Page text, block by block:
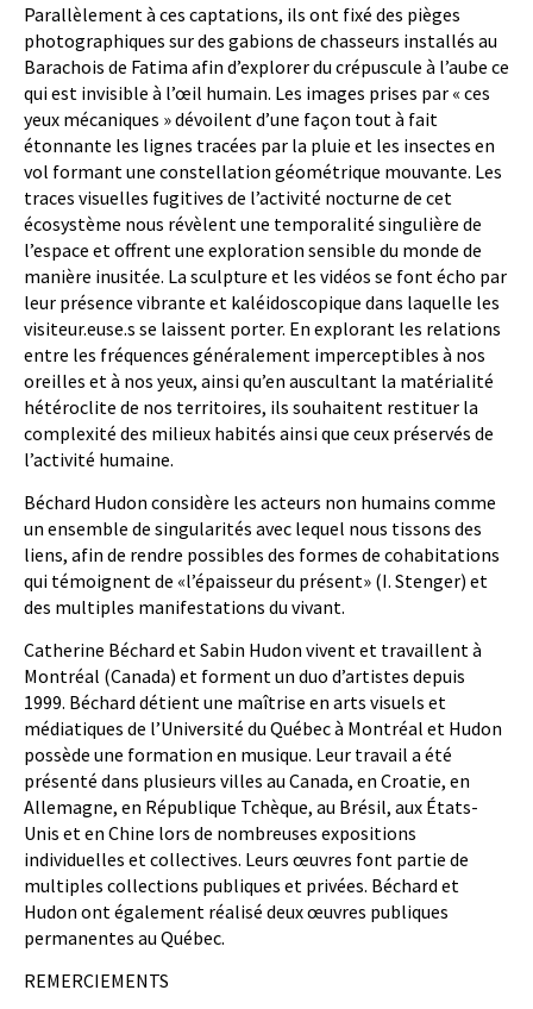
Parallèlement à ces captations, ils ont fixé des pièges
photographiques sur des gabions de chasseurs installés au
Barachois de Fatima afin d’explorer du crépuscule à l’aube ce
qui est invisible à l’œil humain. Les images prises par « ces
yeux mécaniques » dévoilent d’une façon tout à fait
étonnante les lignes tracées par la pluie et les insectes en
vol formant une constellation géométrique mouvante. Les
traces visuelles fugitives de l’activité nocturne de cet
écosystème nous révèlent une temporalité singulière de
l’espace et offrent une exploration sensible du monde de
manière inusitée. La sculpture et les vidéos se font écho par
leur présence vibrante et kaléidoscopique dans laquelle les
visiteur.euse.s se laissent porter. En explorant les relations
entre les fréquences généralement imperceptibles à nos
oreilles et à nos yeux, ainsi qu’en auscultant la matérialité
hétéroclite de nos territoires, ils souhaitent restituer la
complexité des milieux habités ainsi que ceux préservés de
l’activité humaine.
Béchard Hudon considère les acteurs non humains comme
un ensemble de singularités avec lequel nous tissons des
liens, afin de rendre possibles des formes de cohabitations
qui témoignent de «l’épaisseur du présent» (I. Stenger) et
des multiples manifestations du vivant.
Catherine Béchard et Sabin Hudon vivent et travaillent à
Montréal (Canada) et forment un duo d’artistes depuis
1999. Béchard détient une maîtrise en arts visuels et
médiatiques de l’Université du Québec à Montréal et Hudon
possède une formation en musique. Leur travail a été
présenté dans plusieurs villes au Canada, en Croatie, en
Allemagne, en République Tchèque, au Brésil, aux États-
Unis et en Chine lors de nombreuses expositions
individuelles et collectives. Leurs œuvres font partie de
multiples collections publiques et privées. Béchard et
Hudon ont également réalisé deux œuvres publiques
permanentes au Québec.
REMERCIEMENTS